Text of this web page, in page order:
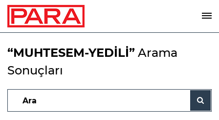
“MUHTESEM-YEDİLİ” Arama
Sonuçları